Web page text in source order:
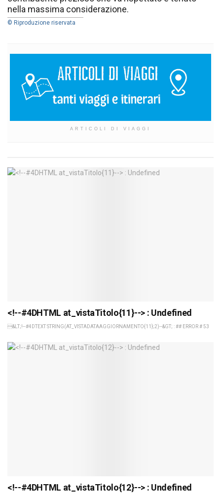
nella massima considerazione.
© Riproduzione riservata
ARTICOLI DI VIAGGI
<!--#4DHTML at_vistaTitolo{11}--> : Undefined
&LT;!--#4DTEXT STRING(AT_VISTADATAAGGIORNAMENTO{11};2)--&GT; : ## ERROR # 53
<!--#4DHTML at_vistaTitolo{12}--> : Undefined